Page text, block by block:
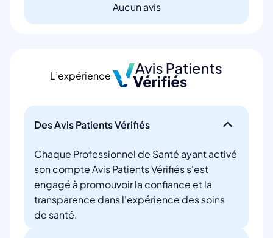
Aucun avis
L’expérience
Des Avis Patients Vérifiés
Chaque Professionnel de Santé ayant activé
son compte Avis Patients Vérifiés s'est
engagé à promouvoir la confiance et la
transparence dans l'expérience des soins
de santé.